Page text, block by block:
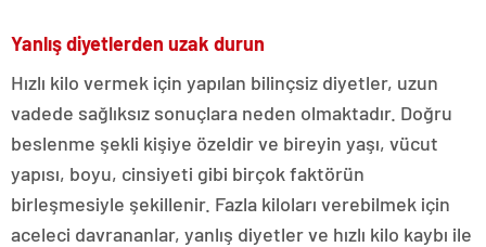
Yanlış diyetlerden uzak durun
Hızlı kilo vermek için yapılan bilinçsiz diyetler, uzun
vadede sağlıksız sonuçlara neden olmaktadır. Doğru
beslenme şekli kişiye özeldir ve bireyin yaşı, vücut
yapısı, boyu, cinsiyeti gibi birçok faktörün
birleşmesiyle şekillenir. Fazla kiloları verebilmek için
aceleci davrananlar, yanlış diyetler ve hızlı kilo kaybı ile